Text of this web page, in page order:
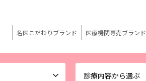
診療内容から選ぶ
名医こだわりブランド 医療機関専売ブランド